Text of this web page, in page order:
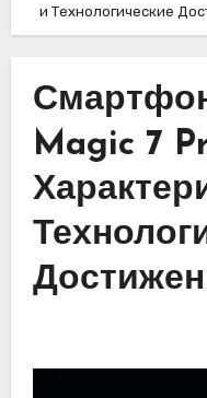
и Технологические
Magic 7